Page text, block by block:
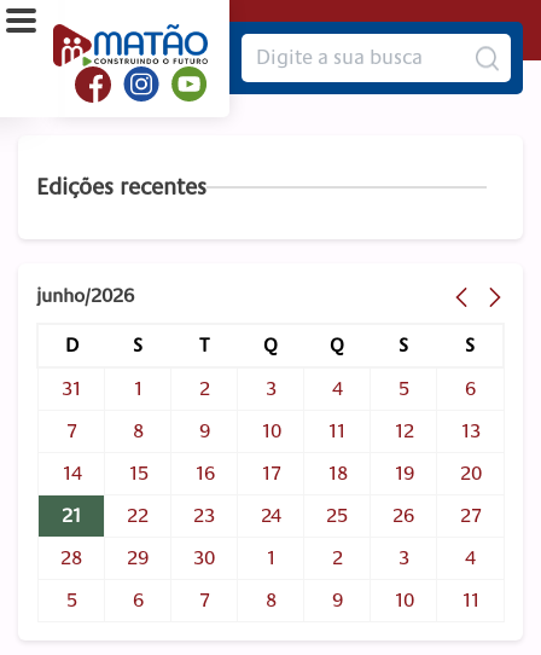
Edições recentes
junho/2026
D S T Q Q S
S
31
1 2 3 4 5
6
7
8 9 10 11 12
13
14
15 16 17 18 19
20
21
22 23 24 25 26
27
28
29 30 1 2 3
4
5
6 7 8 9 10 11